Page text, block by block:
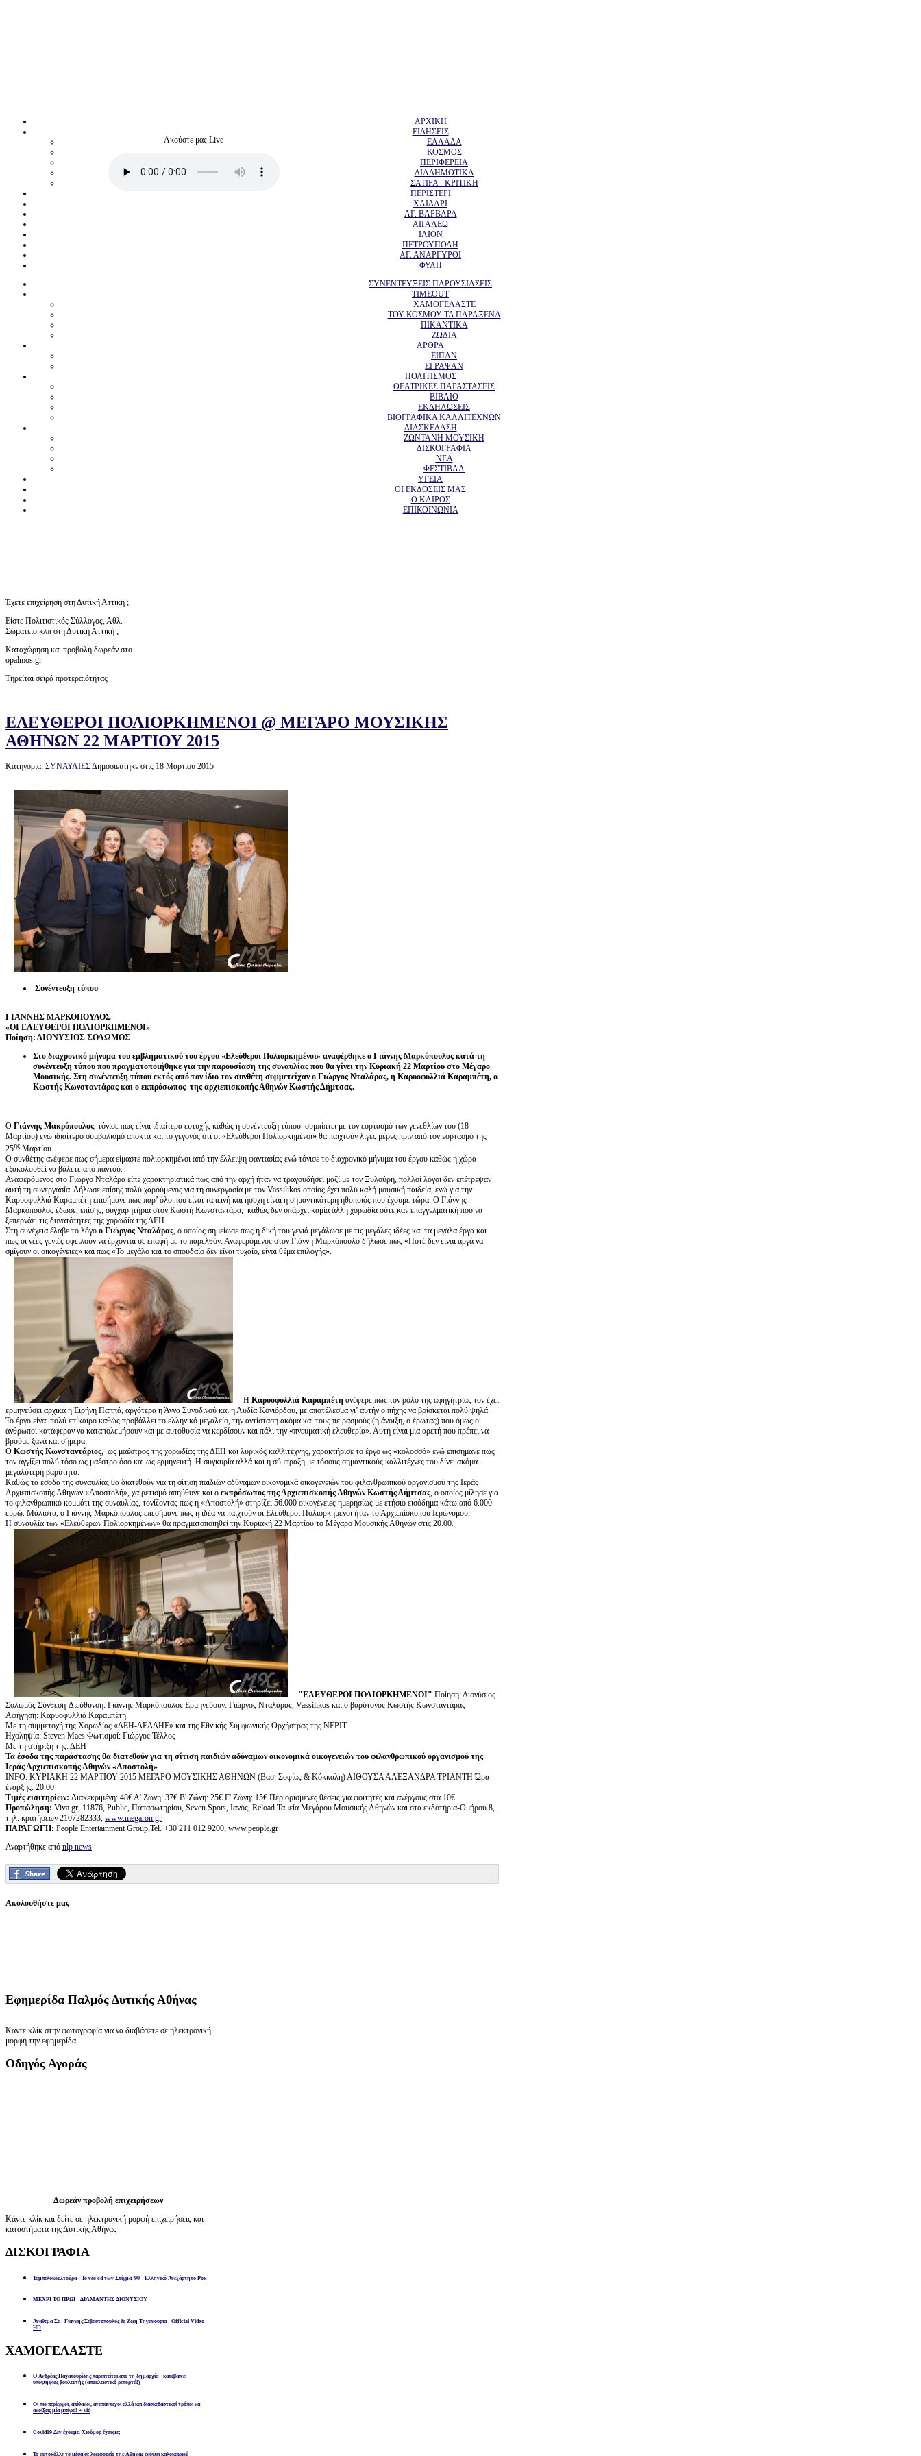
Ακούστε μας Live
ΑΡΧΙΚΗ
ΕΙΔΗΣΕΙΣ
ΕΛΛΑΔΑ
ΚΟΣΜΟΣ
ΠΕΡΙΦΕΡΕΙΑ
ΔΙΑΔΗΜΟΤΙΚΑ
ΣΑΤΙΡΑ - ΚΡΙΤΙΚΗ
ΠΕΡΙΣΤΕΡΙ
ΧΑΪΔΑΡΙ
ΑΓ. ΒΑΡΒΑΡΑ
ΑΙΓΑΛΕΩ
ΙΛΙΟΝ
ΠΕΤΡΟΥΠΟΛΗ
ΑΓ. ΑΝΑΡΓΥΡΟΙ
ΦΥΛΗ
ΣΥΝΕΝΤΕΥΞΕΙΣ ΠΑΡΟΥΣΙΑΣΕΙΣ
TIMEOUT
ΧΑΜΟΓΕΛΑΣΤΕ
ΤΟΥ ΚΟΣΜΟΥ ΤΑ ΠΑΡΑΞΕΝΑ
ΠΙΚΑΝΤΙΚΑ
ΖΩΔΙΑ
ΑΡΘΡΑ
ΕΙΠΑΝ
ΕΓΡΑΨΑΝ
ΠΟΛΙΤΙΣΜΟΣ
ΘΕΑΤΡΙΚΕΣ ΠΑΡΑΣΤΑΣΕΙΣ
ΒΙΒΛΙΟ
ΕΚΔΗΛΩΣΕΙΣ
ΒΙΟΓΡΑΦΙΚΑ ΚΑΛΛΙΤΕΧΝΩΝ
ΔΙΑΣΚΕΔΑΣΗ
ΖΩΝΤΑΝΗ ΜΟΥΣΙΚΗ
ΔΙΣΚΟΓΡΑΦΙΑ
ΝΕΑ
ΦΕΣΤΙΒΑΛ
ΥΓΕΙΑ
ΟΙ ΕΚΔΟΣΕΙΣ ΜΑΣ
Ο ΚΑΙΡΟΣ
ΕΠΙΚΟΙΝΩΝΙΑ
Έχετε επιχείρηση στη Δυτική Αττική ;
Είστε Πολιτιστικός Σύλλογος, Αθλ.
Σωματείο κλπ στη Δυτική Αττική ;
Καταχώρηση και προβολή δωρεάν στο
opalmos.gr
Τηρείται σειρά προτεραιότητας
ΕΛΕΥΘΕΡΟΙ ΠΟΛΙΟΡΚΗΜΕΝΟΙ @ ΜΕΓΑΡΟ ΜΟΥΣΙΚΗΣ
ΑΘΗΝΩΝ 22 ΜΑΡΤΙΟΥ 2015
Κατηγορία: ΣΥΝΑΥΛΙΕΣΔημοσιεύτηκε στις 18 Μαρτίου 2015
Συνέντευξη τύπου
ΓΙΑΝΝΗΣ ΜΑΡΚΟΠΟΥΛΟΣ
«ΟΙ ΕΛΕΥΘΕΡΟΙ ΠΟΛΙΟΡΚΗΜΕΝΟΙ»
Ποίηση: ΔΙΟΝΥΣΙΟΣ ΣΟΛΩΜΟΣ
Στο διαχρονικό μήνυμα του εμβληματικού του έργου «Ελεύθεροι Πολιορκημένοι» αναφέρθηκε ο Γιάννης Μαρκόπουλος κατά τη
συνέντευξη τύπου που πραγματοποιήθηκε για την παρουσίαση της συναυλίας που θα γίνει την Κυριακή 22 Μαρτίου στο Μέγαρο
Μουσικής. Στη συνέντευξη τύπου εκτός από τον ίδιο τον συνθέτη συμμετείχαν ο Γιώργος Νταλάρας, η Καρυοφυλλιά Καραμπέτη, ο
Κωστής Κωνσταντάρας και ο εκπρόσωπος της αρχιεπισκοπής Αθηνών Κωστής Δήμτσας.
Ο Γιάννης Μακρόπουλος, τόνισε πως είναι ιδιαίτερα ευτυχής καθώς η συνέντευξη τύπου συμπίπτει με τον εορτασμό των γενεθλίων του (18
Μαρτίου) ενώ ιδιαίτερο συμβολισμό αποκτά και το γεγονός ότι οι «Ελεύθεροι Πολιορκημένοι» θα παιχτούν λίγες μέρες πριν από τον εορτασμό της
25ης Μαρτίου.
Ο συνθέτης ανέφερε πως σήμερα είμαστε πολιορκημένοι από την έλλειψη φαντασίας ενώ τόνισε το διαχρονικό μήνυμα του έργου καθώς η χώρα
εξακολουθεί να βάλετε από παντού.
Αναφερόμενος στο Γιώργο Νταλάρα είπε χαρακτηριστικά πως από την αρχή ήταν να τραγουδήσει μαζί με τον Ξυλούρη, πολλοί λόγοι δεν επέτρεψαν
αυτή τη συνεργασία. Δήλωσε επίσης πολύ χαρούμενος για τη συνεργασία με τον Vassilikos οποίος έχει πολύ καλή μουσική παιδεία, ενώ για την
Καρυοφυλλιά Καραμπέτη επισήμανε πως παρ’ όλο που είναι ταπεινή και ήσυχη είναι η σημαντικότερη ηθοποιός που έχουμε τώρα. Ο Γιάννης
Μαρκόπουλος έδωσε, επίσης, συγχαρητήρια στον Κωστή Κωνσταντάρα, καθώς δεν υπάρχει καμία άλλη χορωδία ούτε καν επαγγελματική που να
ξεπερνάει τις δυνατότητες της χορωδία της ΔΕΗ.
Στη συνέχεια έλαβε το λόγο ο Γιώργος Νταλάρας, ο οποίος σημείωσε πως η δική του γενιά μεγάλωσε με τις μεγάλες ιδέες και τα μεγάλα έργα και
πως οι νέες γενιές οφείλουν να έρχονται σε επαφή με το παρελθόν. Αναφερόμενος στον Γιάννη Μαρκόπουλο δήλωσε πως «Ποτέ δεν είναι αργά να
σμίγουν οι οικογένειες» και πως «Το μεγάλο και το σπουδαίο δεν είναι τυχαίο, είναι θέμα επιλογής».
Η Καρυοφυλλιά Καραμπέτη ανέφερε πως τον ρόλο της αφηγήτριας τον έχει
ερμηνεύσει αρχικά η Ειρήνη Παππά, αργότερα η Άννα Συνοδινού και η Λυδία Κονιόρδου, με αποτέλεσμα γι’ αυτήν ο πήχης να βρίσκεται πολύ ψηλά.
Το έργο είναι πολύ επίκαιρο καθώς προβάλλει το ελληνικό μεγαλείο, την αντίσταση ακόμα και τους πειρασμούς (η άνοιξη, ο έρωτας) που όμως οι
άνθρωποι κατάφεραν να καταπολεμήσουν και με αυτοθυσία να κερδίσουν και πάλι την «πνευματική ελευθερία». Αυτή είναι μια αρετή που πρέπει να
βρούμε ξανά και σήμερα.
Ο Κωστής Κωνσταντάριος, ως μαέστρος της χορωδίας της ΔΕΗ και λυρικός καλλιτέχνης, χαρακτήρισε το έργο ως «κολοσσό» ενώ επισήμανε πως
τον αγγίζει πολύ τόσο ως μαέστρο όσο και ως ερμηνευτή. Η συγκυρία αλλά και η σύμπραξη με τόσους σημαντικούς καλλιτέχνες του δίνει ακόμα
μεγαλύτερη βαρύτητα.
Καθώς τα έσοδα της συναυλίας θα διατεθούν για τη σίτιση παιδιών αδύναμων οικονομικά οικογενειών του φιλανθρωπικού οργανισμού της Ιεράς
Αρχιεπισκοπής Αθηνών «Αποστολή», χαιρετισμό απηύθυνε και ο εκπρόσωπος της Αρχιεπισκοπής Αθηνών Κωστής Δήμτσας, ο οποίος μίλησε για
το φιλανθρωπικό κομμάτι της συναυλίας, τονίζοντας πως η «Αποστολή» στηρίζει 56.000 οικογένειες ημερησίως με ετήσιο εισόδημα κάτω από 6.000
ευρώ. Μάλιστα, ο Γιάννης Μαρκόπουλος επεσήμανε πως η ιδέα να παιχτούν οι Ελεύθεροι Πολιορκημένοι ήταν το Αρχιεπίσκοπου Ιερώνυμου.
Η συναυλία των «Ελεύθερων Πολιορκημένων» θα πραγματοποιηθεί την Κυριακή 22 Μαρτίου το Μέγαρο Μουσικής Αθηνών στις 20.00.
"ΕΛΕΥΘΕΡΟΙ ΠΟΛΙΟΡΚΗΜΕΝΟΙ" Ποίηση: Διονύσιος
Σολωμός Σύνθεση-Διεύθυνση: Γιάννης Μαρκόπουλος Eρμηνεύουν: Γιώργος Νταλάρας, Vassilikos και ο βαρύτονος Κωστής Κωνσταντάρας
Αφήγηση: Καρυοφυλλιά Καραμπέτη
Με τη συμμετοχή της Χορωδίας «ΔΕΗ-ΔΕΔΔΗΕ» και της Εθνικής Συμφωνικής Ορχήστρας της ΝΕΡΙΤ
Ηχοληψία: Steven Maes Φωτισμοί: Γιώργος Τέλλος
Με τη στήριξη της: ΔΕΗ
Τα έσοδα της παράστασης θα διατεθούν για τη σίτιση παιδιών αδύναμων οικονομικά οικογενειών του φιλανθρωπικού οργανισμού της
Ιεράς Αρχιεπισκοπής Αθηνών «Αποστολή»
ΙΝFO: ΚΥΡΙΑΚΗ 22 ΜΑΡΤΙΟΥ 2015 ΜΕΓΑΡΟ ΜΟΥΣΙΚΗΣ ΑΘΗΝΩΝ (Βασ. Σοφίας & Κόκκαλη) ΑΙΘΟΥΣΑ ΑΛΕΞΑΝΔΡΑ ΤΡΙΑΝΤΗ Ώρα
έναρξης: 20.00
Τιμές εισιτηρίων: Διακεκριμένη: 48€ Α' Ζώνη: 37€ Β' Ζώνη: 25€ Γ' Ζώνη: 15€ Περιορισμένες θέσεις για φοιτητές και ανέργους στα 10€
Προπώληση: Viva.gr, 11876, Public, Παπασωτηρίου, Seven Spots, Ιανός, Reload Ταμεία Μεγάρου Μουσικής Αθηνών και στα εκδοτήρια-Ομήρου 8,
τηλ. κρατήσεων 2107282333, www.megaron.gr
ΠΑΡΑΓΩΓΗ: People Entertainment Group,Tel. +30 211 012 9200, www.people.gr
Αναρτήθηκε από nlp news
Ακολουθήστε μας
Εφημερίδα Παλμός Δυτικής Αθήνας
Κάντε κλίκ στην φωτογραφία για να διαβάσετε σε ηλεκτρονική
μορφή την εφημερίδα
Οδηγός Αγοράς
Δωρεάν προβολή επιχειρήσεων
Κάντε κλίκ και δείτε σε ηλεκτρονική μορφή επιχειρήσεις και
καταστήματα της Δυτικής Αθήνας
ΔΙΣΚΟΓΡΑΦΙΑ
Ταμπελοκουλτούρα - Το νέο cd των Στίγμα '90 - Ελληνικό Ανεξάρτητο Ροκ
ΜΕΧΡΙ ΤΟ ΠΡΩΙ - ΔΙΑΜΑΝΤΗΣ ΔΙΟΝΥΣΙΟΥ
Αναθεμα Σε - Γιαννης Σεβαστοπουλος & Ζωη Τηγανουρια - Official Video
HD
ΧΑΜΟΓΕΛΑΣΤΕ
Ο Ανδρέας Παχατουρίδης παραιτείται απο τη δημαρχία - κατεβαίνει
υποψήφιος βουλευτής (αποκλειστικό ρεπορτάζ)
Οι πιο περίεργοι, απίθανοι, αναπάντεχοι αλλά και διασκεδαστικοί τρόποι να
ανοίξεις μία μπύρα! + vid
Covid19 Δεν έχουμε. Χιούμορ έχουμε;
Το αυτοκόλλητο μέσα σε λεωφορείο της Αθήνας ενόψει καλοκαιριού